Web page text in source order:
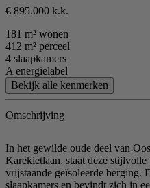
€ 895.000 k.k.
181 m² wonen
412 m² perceel
4 slaapkamers
A energielabel
Bekijk alle kenmerken
Omschrijving
In het gewilde oude deel van
Karekietlaan, staat deze
vrijstaande geïsoleerde berging.
slaapkamers en bevindt zich in